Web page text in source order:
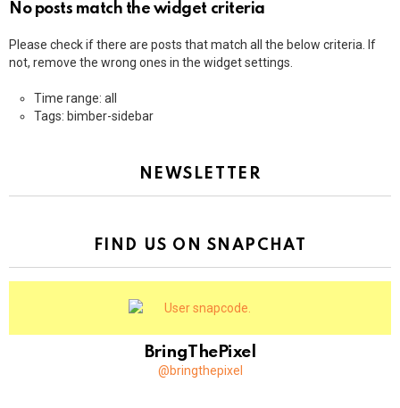
No posts match the widget criteria
Please check if there are posts that match all the below criteria. If
not, remove the wrong ones in the widget settings.
Time range: all
Tags: bimber-sidebar
NEWSLETTER
FIND US ON SNAPCHAT
BringThePixel
@bringthepixel